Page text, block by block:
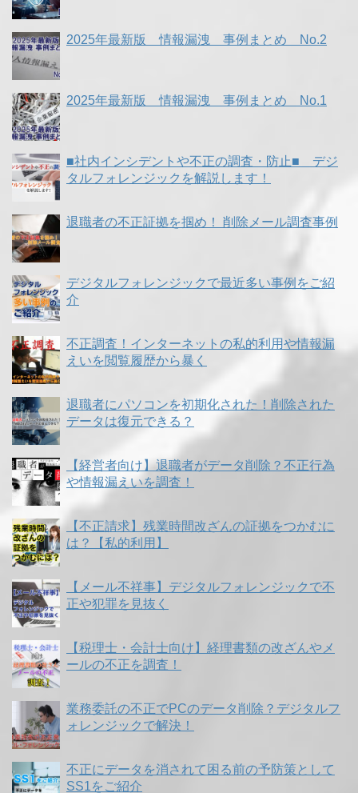
2025年最新版 情報漏洩 事例まとめ No.2
2025年最新版 情報漏洩 事例まとめ No.1
■社内インシデントや不正の調査・防止■ デジ
タルフォレンジックを解説します！
退職者の不正証拠を掴め！ 削除メール調査事例
デジタルフォレンジックで最近多い事例をご紹
介
不正調査！インターネットの私的利用や情報漏
えいを閲覧履歴から暴く
退職者にパソコンを初期化された！削除された
データは復元できる？
【経営者向け】退職者がデータ削除？不正行為
や情報漏えいを調査！
【不正請求】残業時間改ざんの証拠をつかむに
は？【私的利用】
【メール不祥事】デジタルフォレンジックで不
正や犯罪を見抜く
【税理士・会計士向け】経理書類の改ざんやメ
ールの不正を調査！
業務委託の不正でPCのデータ削除？デジタルフ
ォレンジックで解決！
不正にデータを消されて困る前の予防策として
SS1をご紹介